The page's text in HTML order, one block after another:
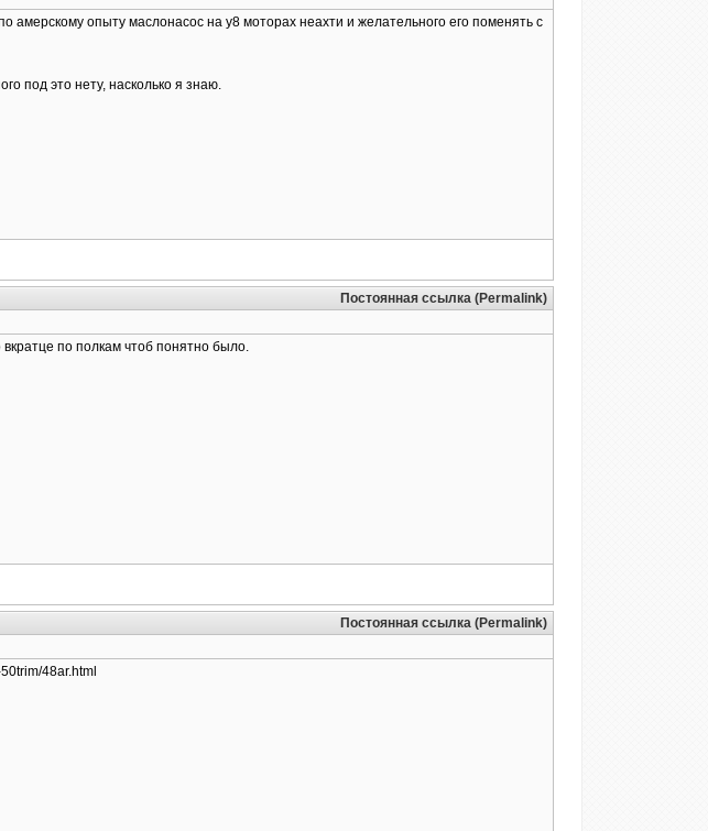
амерскому опыту маслонасос на у8 моторах неахти и желательного его поменять с
под это нету, насколько я знаю.
Постоянная ссылка (Permalink)
по полкам чтоб понятно было.
Постоянная ссылка (Permalink)
48ar.html